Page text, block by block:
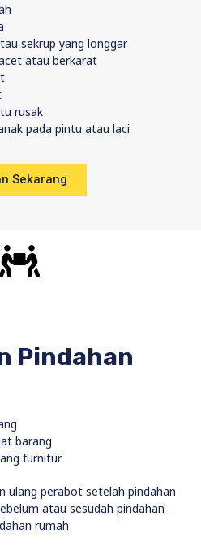
sekrup yang longgar
atau berkarat
rusak
pada pintu atau laci
Sekarang
Pindahan
barang
furnitur
ulang perabot setelah pindahan
atau sesudah pindahan
rumah